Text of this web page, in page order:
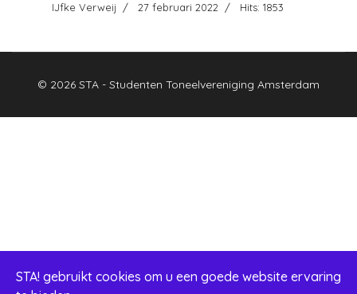
IJfke Verweij 27 februari 2022 Hits: 1853
© 2026 STA - Studenten Toneelvereniging Amsterdam
STA! gebruikt cookies om u een goede website ervaring